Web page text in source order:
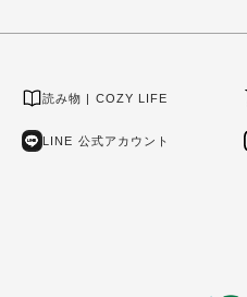
読み物 | COZY LIFE
LINE 公式アカウント